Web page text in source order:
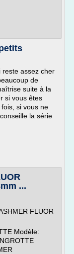
reste assez cher
de
suite à la
si vous êtes
si vous ne
la série
...
FLUOR
Modèle: